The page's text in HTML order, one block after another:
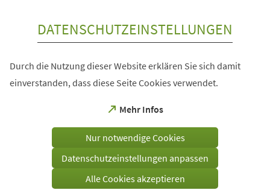
DATENSCHUTZEINSTELLUNGEN
Durch die Nutzung dieser Website erklären Sie sich damit
einverstanden, dass diese Seite Cookies verwendet.
Mehr Infos
(Öffnet
einem
Tab)
Nur notwendige Cookies
Datenschutzeinstellungen anpassen
Alle Cookies akzeptieren